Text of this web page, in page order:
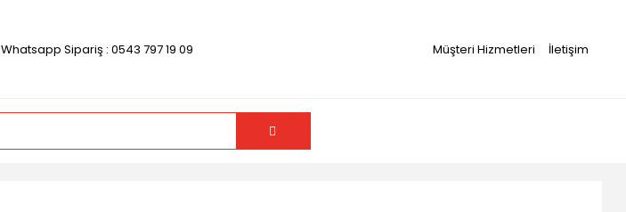
Whatsapp Sipariş : 0543 797 19 09 Müşteri Hizmetleri İletişim